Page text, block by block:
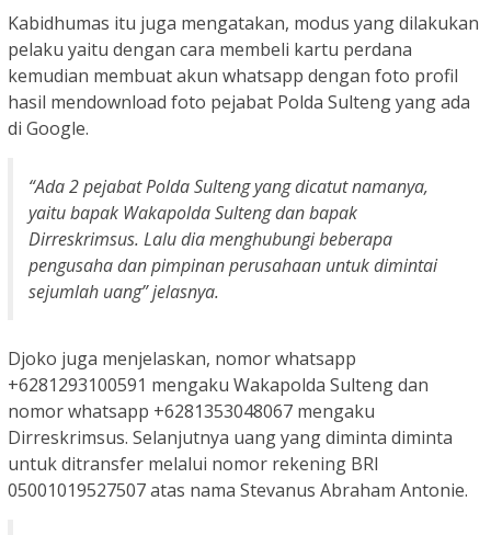
Kabidhumas itu juga mengatakan, modus yang dilakukan
pelaku yaitu dengan cara membeli kartu perdana
kemudian membuat akun whatsapp dengan foto profil
hasil mendownload foto pejabat Polda Sulteng yang ada
di Google.
“Ada 2 pejabat Polda Sulteng yang dicatut namanya,
yaitu bapak Wakapolda Sulteng dan bapak
Dirreskrimsus. Lalu dia menghubungi beberapa
pengusaha dan pimpinan perusahaan untuk dimintai
sejumlah uang” jelasnya.
Djoko juga menjelaskan, nomor whatsapp
+6281293100591 mengaku Wakapolda Sulteng dan
nomor whatsapp +6281353048067 mengaku
Dirreskrimsus. Selanjutnya uang yang diminta diminta
untuk ditransfer melalui nomor rekening BRI
05001019527507 atas nama Stevanus Abraham Antonie.